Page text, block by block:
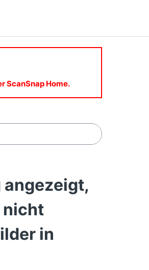
ScanSnap Home.
angezeigt,
nicht
in